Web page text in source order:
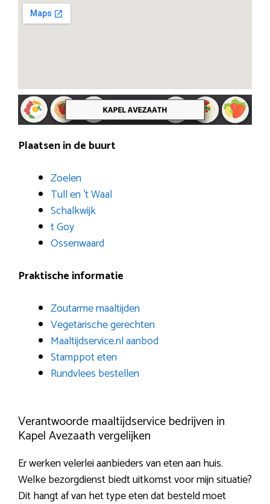
Plaatsen in de buurt
Zoelen
Tull en ’t Waal
Schalkwijk
t Goy
Ossenwaard
Praktische informatie
Zoutarme maaltijden
Vegetarische gerechten
Maaltijdservice.nl aanbod
Stamppot eten
Rundvlees bestellen
Verantwoorde maaltijdservice bedrijven in
Kapel Avezaath vergelijken
Er werken velerlei aanbieders van eten aan huis.
Welke bezorgdienst biedt uitkomst voor mijn situatie?
Dit hangt af van het type eten dat besteld moet